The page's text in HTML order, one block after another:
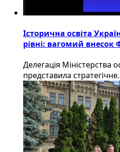
Історична освіта
рівні: вагомий внесок
Делегація Міністерства
представила